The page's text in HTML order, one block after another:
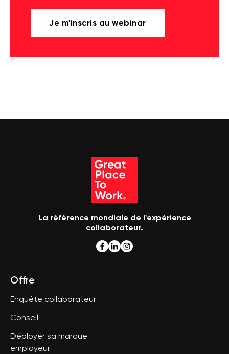
Je m'inscris au webinar
La référence mondiale de l'expérience
collaborateur.
Offre
Enquête collaborateur
Conseil
Déployer sa marque
employeur